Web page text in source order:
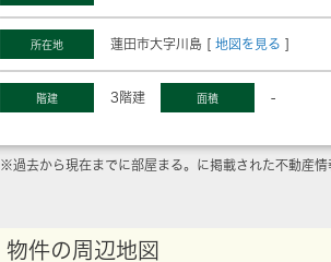
所在地 蓮田市大字川島 [ 地図を見る ]
階建 3階建 面積 -
※過去から現在までに部屋まる。に掲載された不動産情
物件の周辺地図